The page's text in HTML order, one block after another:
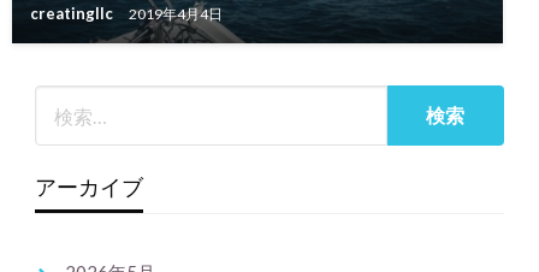
creatingllc 2019年4月4日
アーカイブ